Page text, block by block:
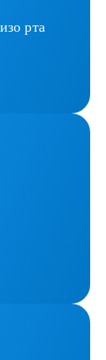
рта